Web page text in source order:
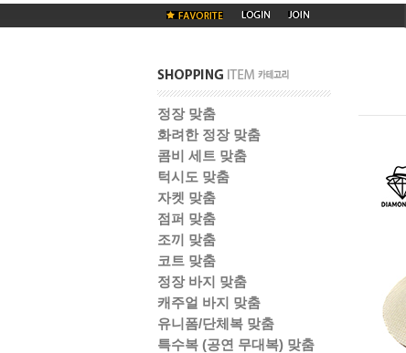
정장 맞춤
화려한 정장 맞춤
콤비 세트 맞춤
턱시도 맞춤
자켓 맞춤
점퍼 맞춤
조끼 맞춤
코트 맞춤
정장 바지 맞춤
캐주얼 바지 맞춤
유니폼/단체복 맞춤
특수복 (공연 무대복) 맞춤